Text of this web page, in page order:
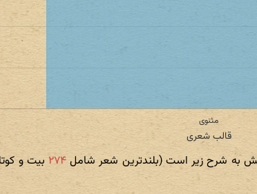
بخش به شرح زیر است (بلندترین شعر شامل ۲۷۴بیت و